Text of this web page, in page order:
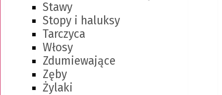
Stawy
Stopy i haluksy
Tarczyca
Włosy
Zdumiewające
Zęby
Żylaki